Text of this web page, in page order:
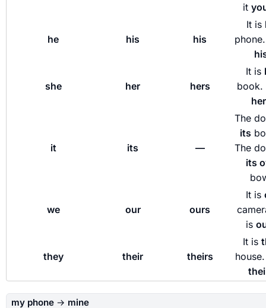
it
he his his
It is
she her hers
It is
book.
it its —
The
its
The
its
we our ours
It is
is
they their theirs
It is
my phone → mine